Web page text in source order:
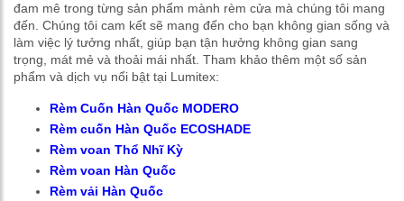
đam mê trong từng sản phẩm mành rèm cửa mà chúng tôi mang
đến. Chúng tôi cam kết sẽ mang đến cho bạn không gian sống và
làm việc lý tưởng nhất, giúp bạn tận hưởng không gian sang
trọng, mát mẻ và thoải mái nhất. Tham khảo thêm một số sản
phẩm và dịch vụ nổi bật tại Lumitex:
Rèm Cuốn Hàn Quốc MODERO
Rèm cuốn Hàn Quốc ECOSHADE
Rèm voan Thổ Nhĩ Kỳ
Rèm voan Hàn Quốc
Rèm vải Hàn Quốc